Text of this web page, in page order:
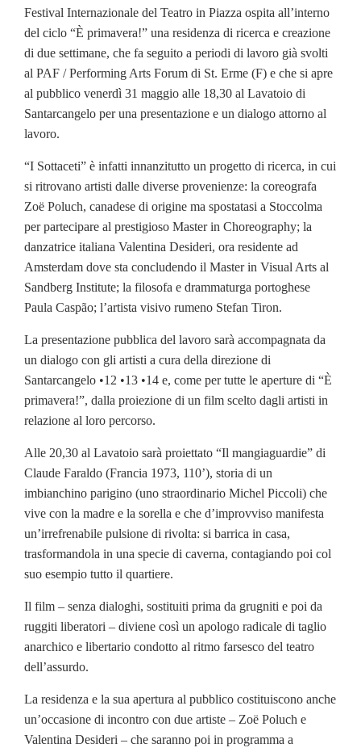
Festival Internazionale del Teatro in Piazza ospita all’interno
del ciclo “È primavera!” una residenza di ricerca e creazione
di due settimane, che fa seguito a periodi di lavoro già svolti
al PAF / Performing Arts Forum di St. Erme (F) e che si apre
al pubblico venerdì 31 maggio alle 18,30 al Lavatoio di
Santarcangelo per una presentazione e un dialogo attorno al
lavoro.
“I Sottaceti” è infatti innanzitutto un progetto di ricerca, in cui
si ritrovano artisti dalle diverse provenienze: la coreografa
Zoë Poluch, canadese di origine ma spostatasi a Stoccolma
per partecipare al prestigioso Master in Choreography; la
danzatrice italiana Valentina Desideri, ora residente ad
Amsterdam dove sta concludendo il Master in Visual Arts al
Sandberg Institute; la filosofa e drammaturga portoghese
Paula Caspão; l’artista visivo rumeno Stefan Tiron.
La presentazione pubblica del lavoro sarà accompagnata da
un dialogo con gli artisti a cura della direzione di
Santarcangelo •12 •13 •14 e, come per tutte le aperture di “È
primavera!”, dalla proiezione di un film scelto dagli artisti in
relazione al loro percorso.
Alle 20,30 al Lavatoio sarà proiettato “Il mangiaguardie” di
Claude Faraldo (Francia 1973, 110’), storia di un
imbianchino parigino (uno straordinario Michel Piccoli) che
vive con la madre e la sorella e che d’improvviso manifesta
un’irrefrenabile pulsione di rivolta: si barrica in casa,
trasformandola in una specie di caverna, contagiando poi col
suo esempio tutto il quartiere.
Il film – senza dialoghi, sostituiti prima da grugniti e poi da
ruggiti liberatori – diviene così un apologo radicale di taglio
anarchico e libertario condotto al ritmo farsesco del teatro
dell’assurdo.
La residenza e la sua apertura al pubblico costituiscono anche
un’occasione di incontro con due artiste – Zoë Poluch e
Valentina Desideri – che saranno poi in programma a